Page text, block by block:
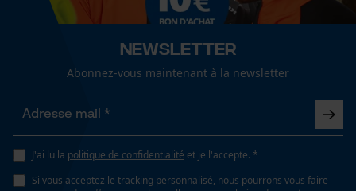
Spécifications techniques
Lubrification automatique de la chaîne
Spray
Newsletter
Abonnez-vous maintenant à la newsletter
J'ai lu la politique de confidentialité et je l'accepte. *
Si vous acceptez le tracking personnalisé, nous pourrons vous faire
fonctionnalité
Panier sauvegardé
Salutation personnelle
Géo-IP et détection des